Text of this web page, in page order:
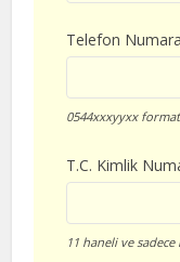
Telefon
0544xxxyyxx
T.C. Kimlik
11 haneli ve